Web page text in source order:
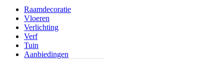
Raamdecoratie
Vloeren
Verlichting
Verf
Tuin
Aanbiedingen